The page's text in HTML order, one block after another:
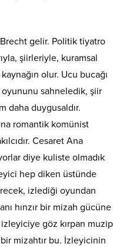
gelir. Politik tiyatro
şiirleriyle, kuramsal
olur. Ucu bucağı
sahneledik, şiir
daha duygusaldır.
romantik komünist
Cesaret Ana
diye kuliste olmadık
hep diken üstünde
izlediği oyundan
hınzır bir mizah gücüne
göz kırpan muzip
mizahtır bu. İzleyicinin